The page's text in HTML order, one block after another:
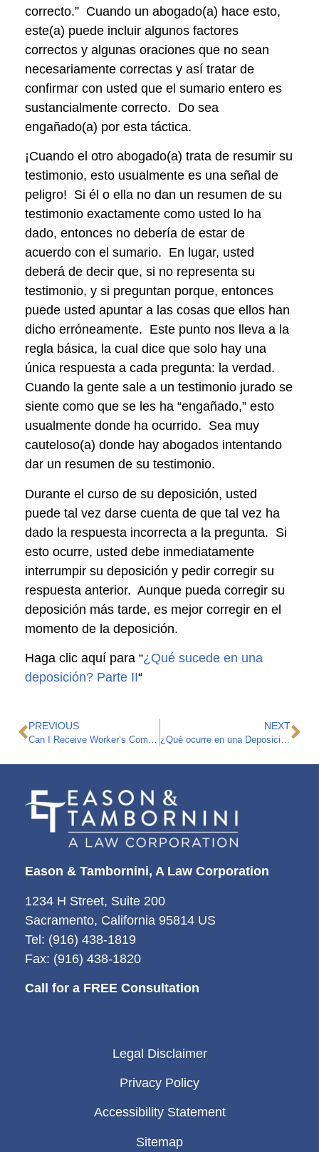
correcto.” Cuando un abogado(a) hace esto,
este(a) puede incluir algunos factores
correctos y algunas oraciones que no sean
necesariamente correctas y así tratar de
confirmar con usted que el sumario entero es
sustancialmente correcto. Do sea
engañado(a) por esta táctica.
¡Cuando el otro abogado(a) trata de resumir su
testimonio, esto usualmente es una señal de
peligro! Si él o ella no dan un resumen de su
testimonio exactamente como usted lo ha
dado, entonces no debería de estar de
acuerdo con el sumario. En lugar, usted
deberá de decir que, si no representa su
testimonio, y si preguntan porque, entonces
puede usted apuntar a las cosas que ellos han
dicho erróneamente. Este punto nos lleva a la
regla básica, la cual dice que solo hay una
única respuesta a cada pregunta: la verdad.
Cuando la gente sale a un testimonio jurado se
siente como que se les ha “engañado,” esto
usualmente donde ha ocurrido. Sea muy
cauteloso(a) donde hay abogados intentando
dar un resumen de su testimonio.
Durante el curso de su deposición, usted
puede tal vez darse cuenta de que tal vez ha
dado la respuesta incorrecta a la pregunta. Si
esto ocurre, usted debe inmediatamente
interrumpir su deposición y pedir corregir su
respuesta anterior. Aunque pueda corregir su
deposición más tarde, es mejor corregir en el
momento de la deposición.
Haga clic aquí para “¿Qué sucede en una
deposición? Parte II“
PREVIOUS
Can I Receive Worker’s Compensation Benefits for Long Covid?
NEXT
¿Qué ocurre en una Deposición? Parte II
Eason & Tambornini, A Law Corporation
1234 H Street, Suite 200
Sacramento, California 95814 US
Tel: (916) 438-1819
Fax: (916) 438-1820
Call for a FREE Consultation
Legal Disclaimer
Privacy Policy
Accessibility Statement
Sitemap